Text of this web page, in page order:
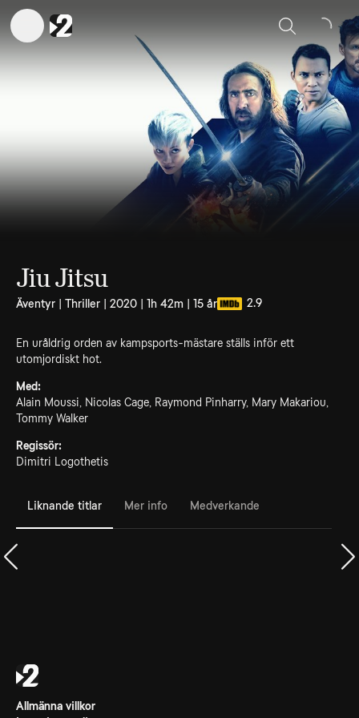
Sök
Jiu Jitsu
Äventyr | Thriller | 2020 | 1h 42m | 15 år 2.9
En uråldrig orden av kampsports-mästare ställs inför ett
utomjordiskt hot.
Med:
Alain Moussi, Nicolas Cage, Raymond Pinharry, Mary Makariou,
Tommy Walker
Regissör:
Dimitri Logothetis
Liknande titlar Mer info Medverkande
Allmänna villkor